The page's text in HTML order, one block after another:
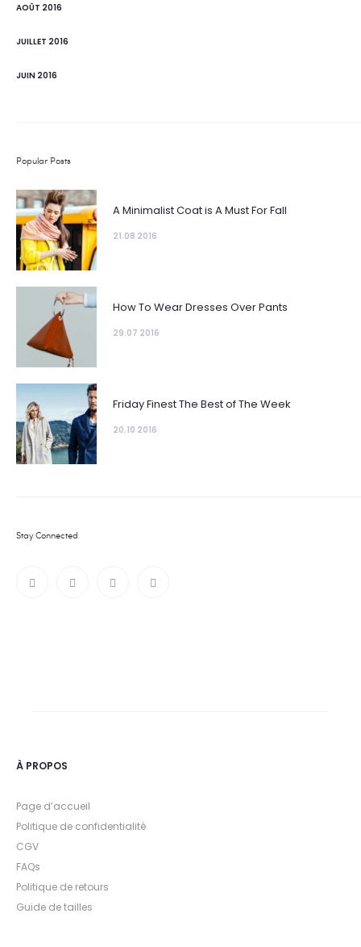
AOÛT 2016
JUILLET 2016
JUIN 2016
Popular Posts
A Minimalist Coat is A Must For Fall
21.08 2016
How To Wear Dresses Over Pants
29.07 2016
Friday Finest The Best of The Week
20.10 2016
Stay Connected
À PROPOS
Page d’accueil
Politique de confidentialité
CGV
FAQs
Politique de retours
Guide de tailles